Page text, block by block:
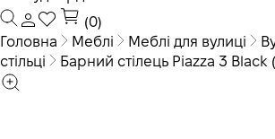
(0)
Головна
Меблі Меблі для вулиці
стільці
Барний стілець Piazza 3 Black